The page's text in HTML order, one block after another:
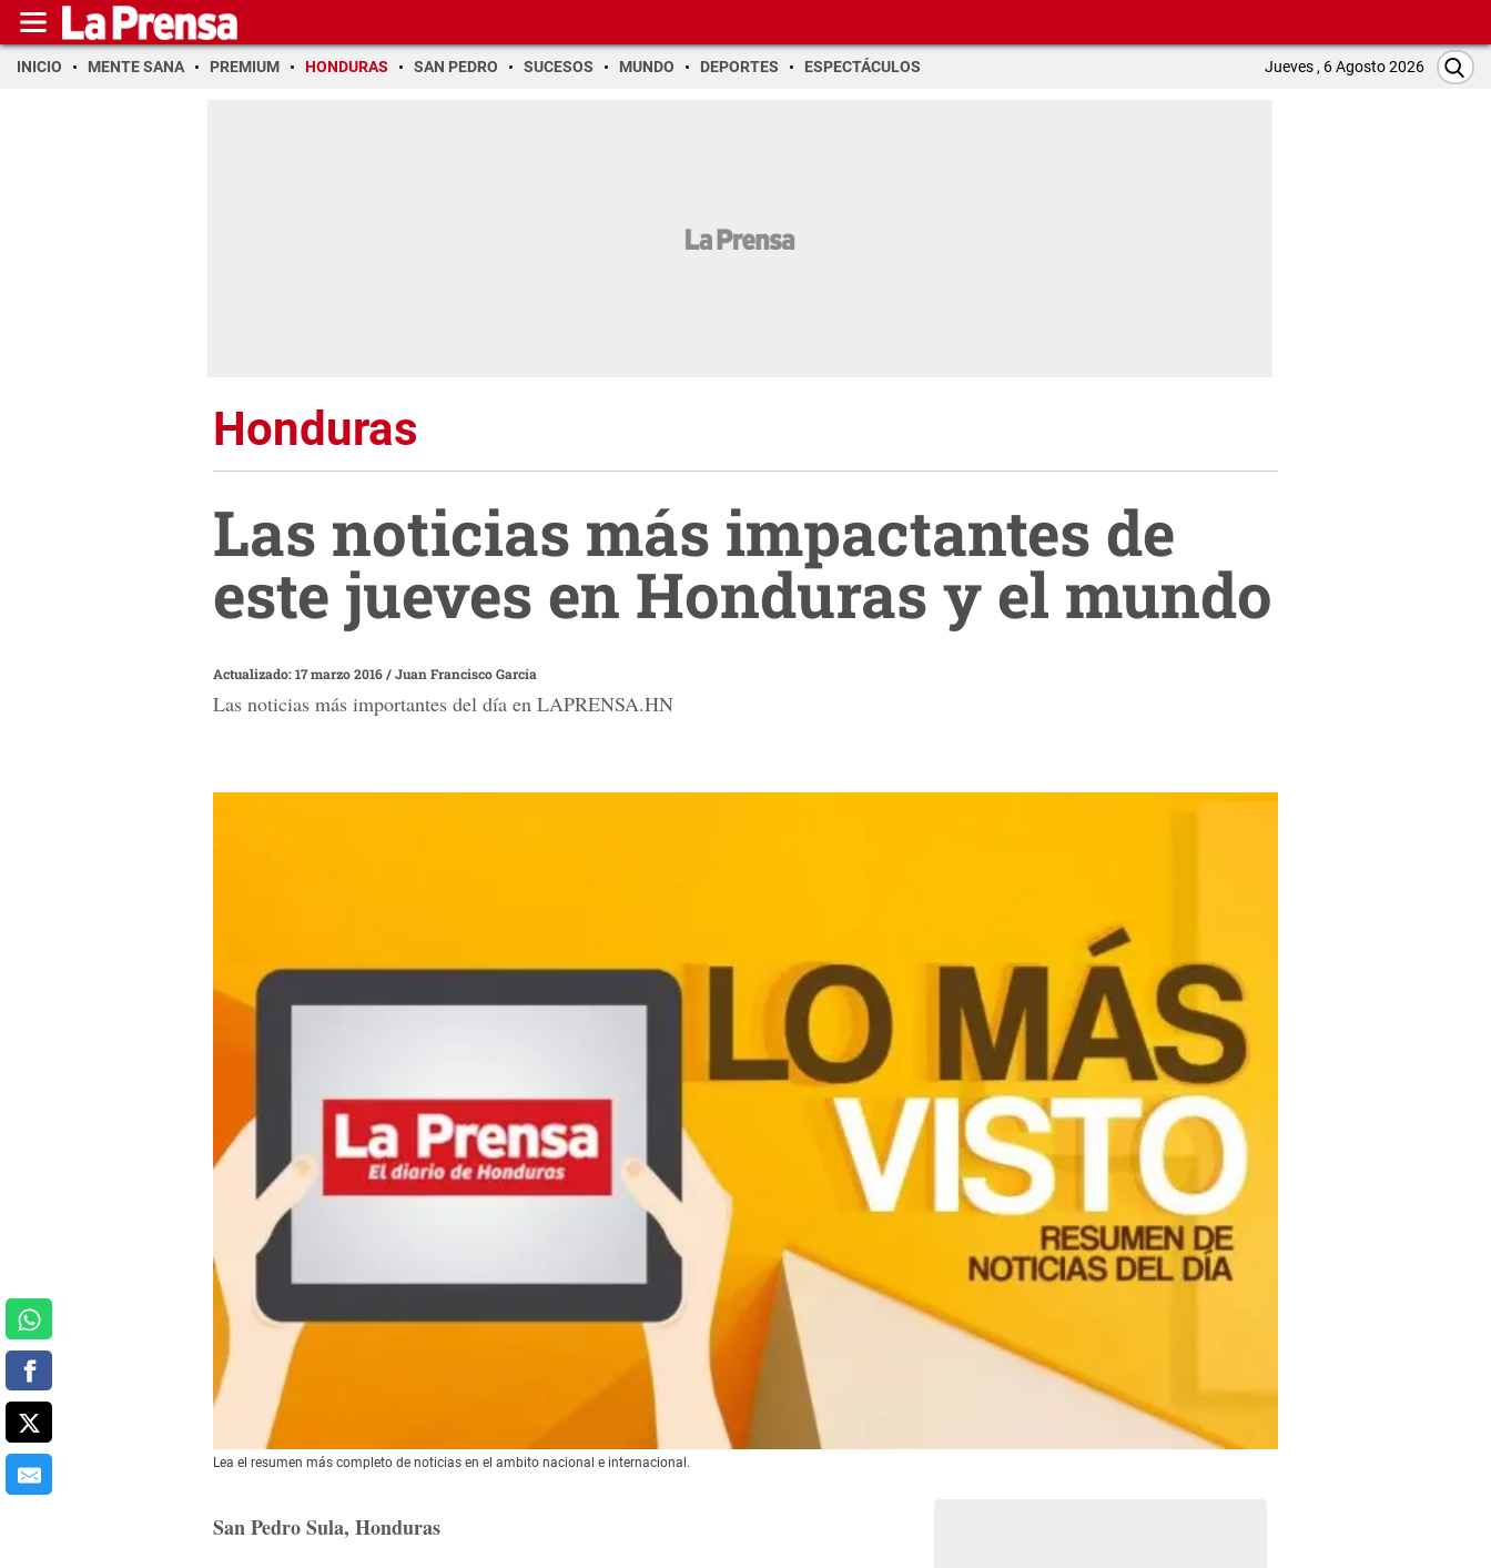
INICIO MENTE SANA PREMIUM HONDURAS SAN PEDRO SUCESOS MUNDO DEPORTES ESPECTÁCULOS Jueves , 6 Agosto 2026
Honduras
Las noticias más impactantes de
este jueves en Honduras y el mundo
Actualizado: 17 marzo 2016/Juan Francisco García
Las noticias más importantes del día en LAPRENSA.HN
Lea el resumen más completo de noticias en el ambito nacional e internacional.
San Pedro Sula, Honduras